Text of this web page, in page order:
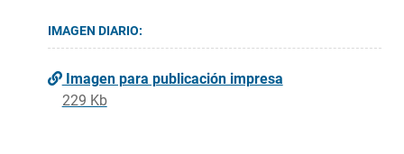
IMAGEN DIARIO:
Imagen para publicación impresa
229 Kb